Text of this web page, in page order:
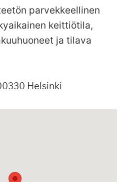
parvekkeellinen
keittiötila,
ja tilava
Helsinki